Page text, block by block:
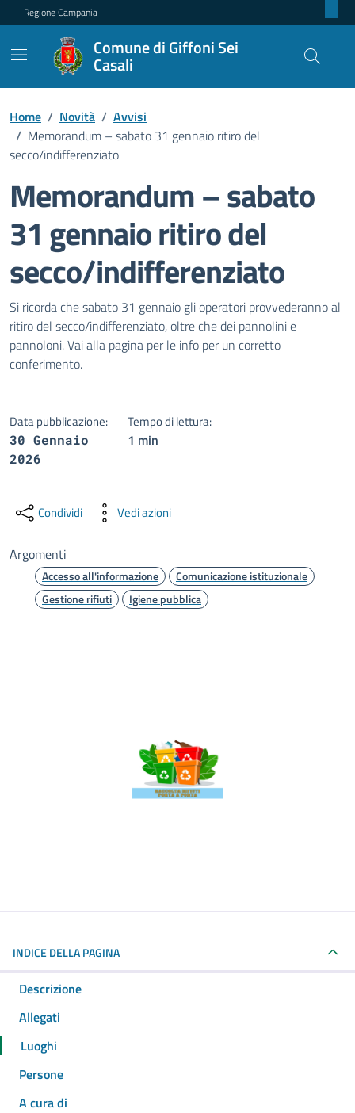
Regione Campania
Comune di Giffoni Sei
Casali
Home / Novità / Avvisi
/ Memorandum – sabato 31 gennaio ritiro del
secco/indifferenziato
Memorandum – sabato
31 gennaio ritiro del
secco/indifferenziato
Dettagli della notizia
Si ricorda che sabato 31 gennaio gli operatori provvederanno al
ritiro del secco/indifferenziato, oltre che dei pannolini e
pannoloni. Vai alla pagina per le info per un corretto
conferimento.
Data pubblicazione:
30 Gennaio
2026
Tempo di lettura:
1 min
Condividi Vedi azioni
Argomenti
Accesso all'informazione
Comunicazione istituzionale
Gestione rifiuti
Igiene pubblica
INDICE DELLA PAGINA
Descrizione
Allegati
Luoghi
Persone
A cura di